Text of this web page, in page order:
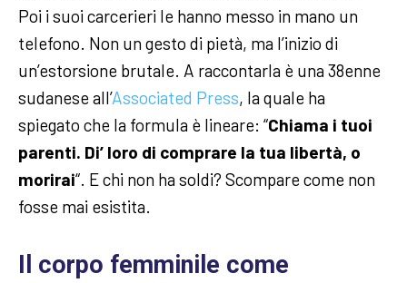
Poi i suoi carcerieri le hanno messo in mano un
telefono. Non un gesto di pietà, ma l’inizio di
un’estorsione brutale. A raccontarla è una 38enne
sudanese all’Associated Press, la quale ha
spiegato che la formula è lineare: “Chiama i tuoi
parenti. Di’ loro di comprare la tua libertà, o
morirai“. E chi non ha soldi? Scompare come non
fosse mai esistita.
Il corpo femminile come